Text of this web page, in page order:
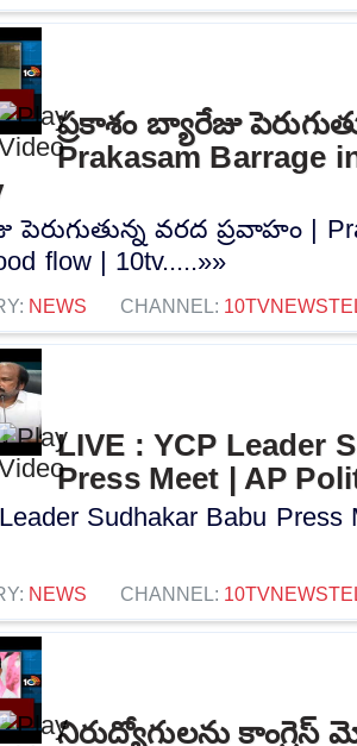
ప్రకాశం బ్యారేజు
Prakasam Barrage
పెరుగుతున్న వరద ప్రవాహం |
flow | 10tv.....»»
NEWS CHANNEL:
LIVE : YCP Leader
Press Meet | AP
Sudhakar Babu Press
NEWS CHANNEL:
నిరుద్యోగులను